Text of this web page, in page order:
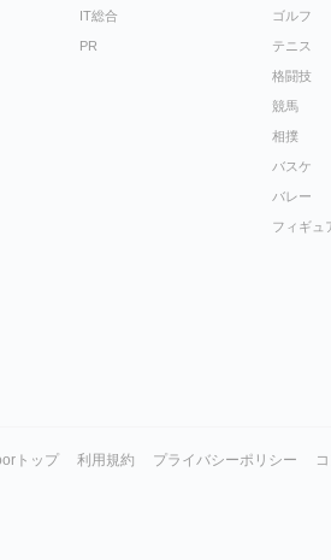
IT総合
PR
ゴルフ
テニス
格闘技
競馬
相撲
バスケ
バレー
フィギュ
トップ 利用規約 プライバシーポリシー